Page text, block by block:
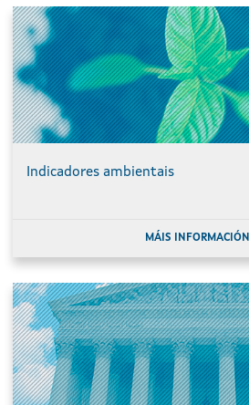
Indicadores ambientais
MÁIS INFORMACIÓN